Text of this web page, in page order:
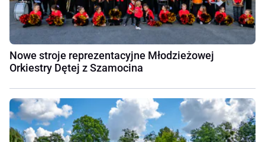
Nowe stroje reprezentacyjne Młodzieżowej
Orkiestry Dętej z Szamocina